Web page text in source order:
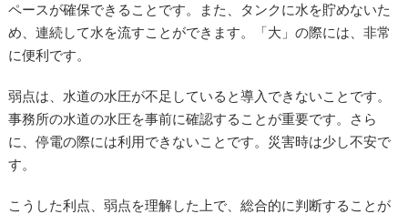
ペースが確保できることです。また、タンクに水を貯めないた
め、連続して水を流すことができます。「大」の際には、非常
に便利です。
弱点は、水道の水圧が不足していると導入できないことです。
事務所の水道の水圧を事前に確認することが重要です。さら
に、停電の際には利用できないことです。災害時は少し不安で
す。
こうした利点、弱点を理解した上で、総合的に判断することが